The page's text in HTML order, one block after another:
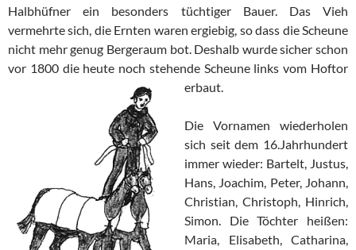
Halbhüfner ein besonders tüchtiger Bauer. Das Vieh
vermehrte sich, die Ernten waren ergiebig, so dass die Scheune
nicht mehr genug Bergeraum bot. Deshalb wurde sicher schon
vor 1800 die heute noch stehende Scheune links vom Hoftor
erbaut.
Die Vornamen wiederholen
sich seit dem 16.Jahrhundert
immer wieder: Bartelt, Justus,
Hans, Joachim, Peter, Johann,
Christian, Christoph, Hinrich,
Simon. Die Töchter heißen:
Maria, Elisabeth, Catharina,